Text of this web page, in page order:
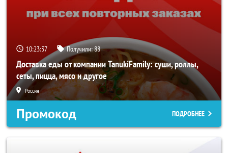
10:23:36 Получили:88
Доставка еды от компании TanukiFamily: суши, роллы,
сеты, пицца, мясо и другое
Россия
Промокод ПОДРОБНЕЕ